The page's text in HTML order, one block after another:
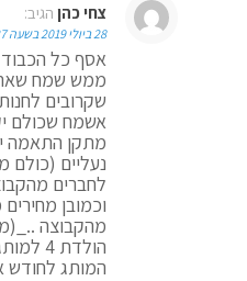
צחי כהן הגיב:
28 ביולי 2019 בשעה 15:27
אסף כל
ממש שמח
שקרובים
אשמח שכולם
מתקן התאמה
נעליים (כולם
לחברים
וכמובן
המותג לחודש